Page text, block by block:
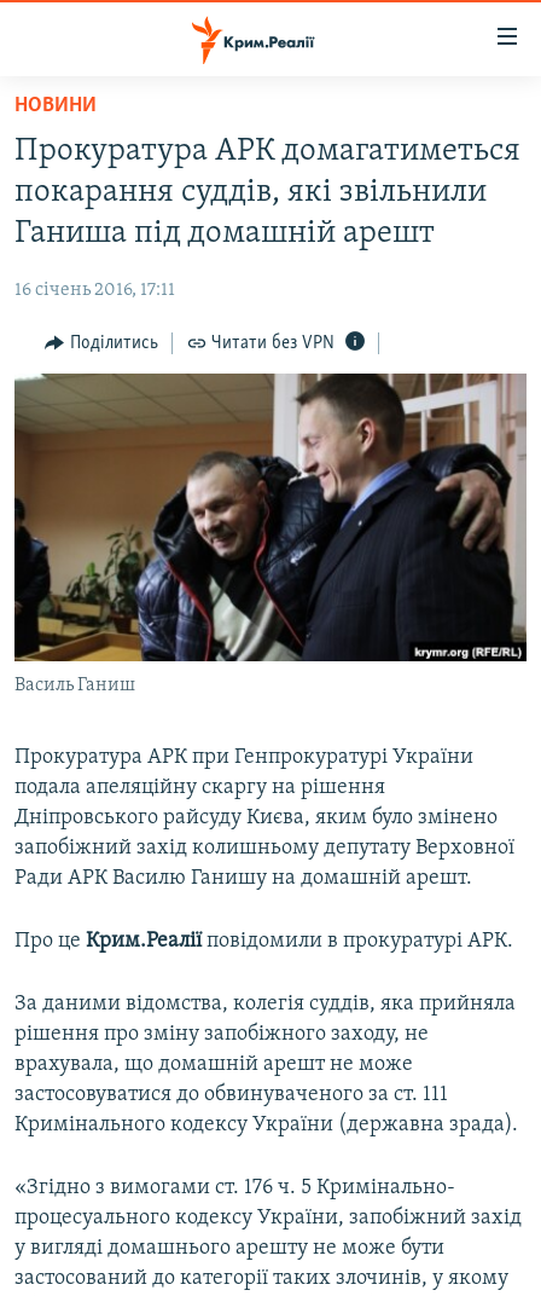
Перейти
основного
матеріалу
Перейти
до
основної
Перейти
пошуку
ВОДА.КРИМ
ВІДЕО ТА ФОТО
БЛОГИ
ПОГЛЯД
ІНТЕРВ'Ю
ВСЕ ЗА ДЕНЬ
ВІДЕОУРОКИ «ELIFBE»
СВІДЧЕННЯ ОКУПАЦІЇ
УКРАЇНСЬКА ПРОБЛЕМА КРИМУ
ІНФОГРАФІКА
ЯК ОБІЙТИ БЛОКУВАННЯ
Русский
Qırımtatar
ДОЛУЧАЙСЯ!
Усі сайти RFE/RL
НОВИНИ
Прокуратура АРК домагатиметься
покарання суддів, які звільнили
Ганиша під домашній арешт
16 січень 2016, 17:11
Поділитись Читати без VPN
Василь Ганиш
Прокуратура АРК при Генпрокуратурі України
подала апеляційну скаргу на рішення
Дніпровського райсуду Києва, яким було змінено
запобіжний захід колишньому депутату Верховної
Ради АРК Василю Ганишу на домашній арешт.
Про це Крим.Реаліїповідомили в прокуратурі АРК.
За даними відомства, колегія суддів, яка прийняла
рішення про зміну запобіжного заходу, не
врахувала, що домашній арешт не може
застосовуватися до обвинуваченого за ст. 111
Кримінального кодексу України (державна зрада).
«Згідно з вимогами ст. 176 ч. 5 Кримінально-
процесуального кодексу України, запобіжний захід
у вигляді домашнього арешту не може бути
застосований до категорії таких злочинів, у якому